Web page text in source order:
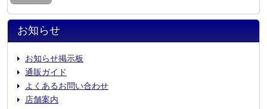
お知らせ
お知らせ掲示板
通販ガイド
よくあるお問い合わせ
店舗案内